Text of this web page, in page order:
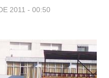
2011 - 00:50